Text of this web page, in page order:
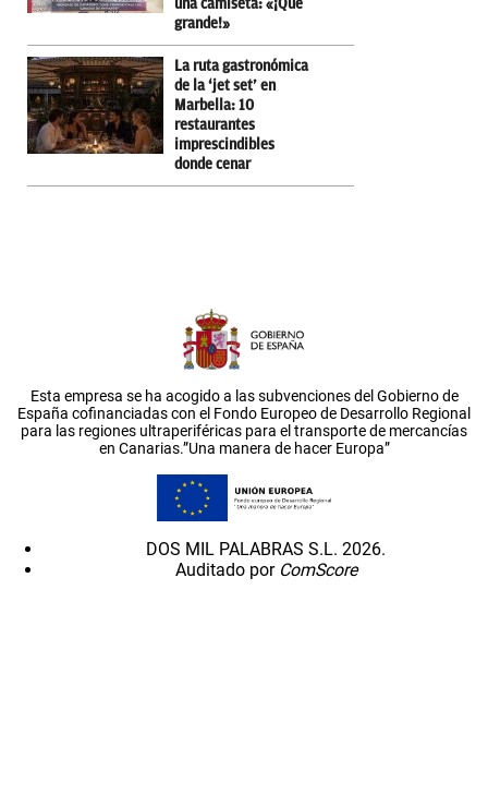
una camiseta: «¡Qué
grande!»
La ruta gastronómica
de la ‘jet set’ en
Marbella: 10
restaurantes
imprescindibles
donde cenar
Esta empresa se ha acogido a las subvenciones del Gobierno de
España cofinanciadas con el Fondo Europeo de Desarrollo Regional
para las regiones ultraperiféricas para el transporte de mercancías
en Canarias.”Una manera de hacer Europa”
DOS MIL PALABRAS S.L. 2026.
Auditado por ComScore